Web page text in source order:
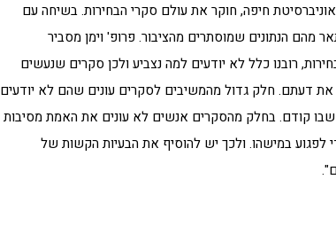
חיפה, חוקר את עולם סקרי הבחירות. בשיחה עם
מהם הנתונים שמוסתרים מהציבור. פרופ' וימן מסביר
רובנו כלל לא יודעים למה נצביע ולכן סקרים שנעשים
דעתם. חלק גדול מהמשיבים לסקרים עונים שהם לא יודעים
קודם. בחלק מהסקרים אנשים לא עונים את האמת מסיבות
לפגוע במישהו. ולכך יש להוסיף את הבעיות הקשות של